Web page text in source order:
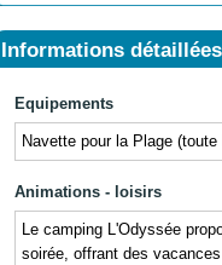
Informations détaillées
Equipements
Navette pour la Plage
Animations - loisirs
Le camping L'Odyssée
soirée, offrant des